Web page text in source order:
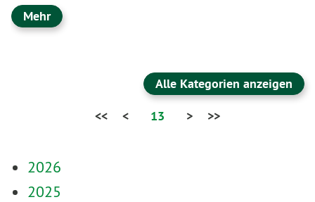
Mehr
Alle Kategorien anzeigen
<<
< 13 > >>
2026
2025